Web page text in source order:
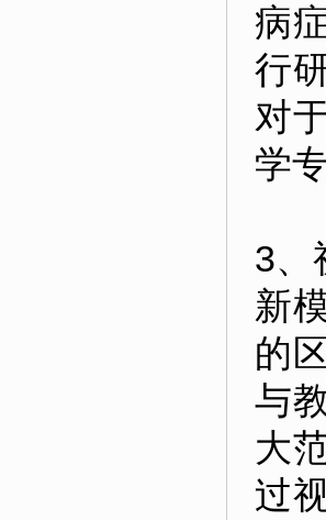
病
行
对
学
3、
新
的
与
大
过